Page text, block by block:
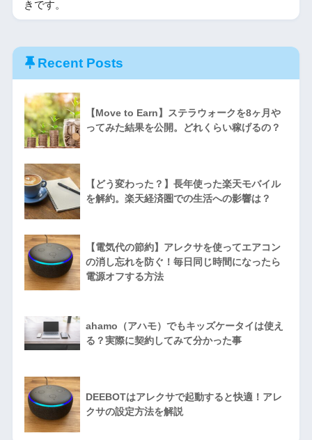
きです。
Recent Posts
【Move to Earn】ステラウォークを8ヶ月や
ってみた結果を公開。どれくらい稼げるの？
【どう変わった？】長年使った楽天モバイル
を解約。楽天経済圏での生活への影響は？
【電気代の節約】アレクサを使ってエアコン
の消し忘れを防ぐ！毎日同じ時間になったら
電源オフする方法
ahamo（アハモ）でもキッズケータイは使え
る？実際に契約してみて分かった事
DEEBOTはアレクサで起動すると快適！アレ
クサの設定方法を解説